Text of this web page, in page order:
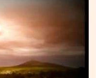
Нэвтрэх
МЭДЭЭЛЛИЙН
ТӨВ
WEEKLY